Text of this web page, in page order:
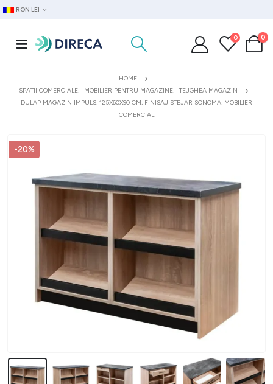
RON LEI
0 0
HOME
SPATII COMERCIALE, MOBILIER PENTRU MAGAZINE, TEJGHEA MAGAZIN
DULAP MAGAZIN IMPULS, 125X60X90 CM, FINISAJ STEJAR SONOMA, MOBILIER
COMERCIAL
-20%